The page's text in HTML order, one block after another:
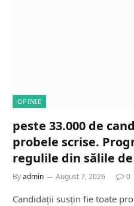
OPINIE
peste 33.000 de
probele scrise.
regulile din sălile
Byadmin August 7, 2026 0
Candidații susțin fie toate